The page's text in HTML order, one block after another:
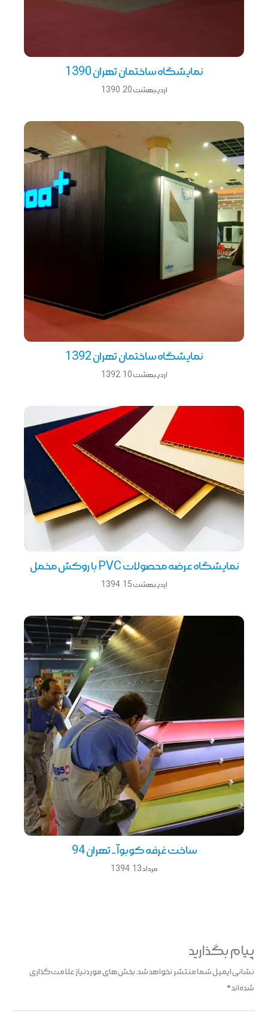
نمایشگاه ساختمان تهران 1390
اردیبهشت 20, 1390
نمایشگاه ساختمان تهران 1392
اردیبهشت 10, 1392
نمایشگاه عرضه محصولات PVC با روکش مخمل
اردیبهشت 15, 1394
ساخت غرفه کوبوآ _ تهران 94
مرداد 13, 1394
پیام بگذارید
نشانی ایمیل شما منتشر نخواهد شد.بخش‌های موردنیاز علامت‌گذاری
شده‌اند*